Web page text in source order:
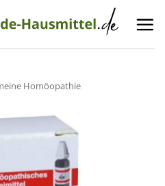
Homöopathie